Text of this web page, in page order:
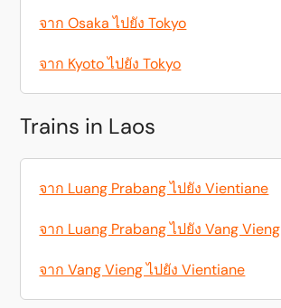
จาก Osaka ไปยัง Tokyo
จาก Kyoto ไปยัง Tokyo
Trains in Laos
จาก Luang Prabang ไปยัง Vientiane
จาก Luang Prabang ไปยัง Vang Vieng
จาก Vang Vieng ไปยัง Vientiane